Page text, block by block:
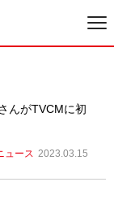
んがTVCMに初
ュース 2023.03.15